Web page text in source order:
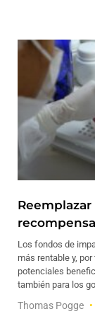
Los fondos de
más rentable y,
potenciales
también para los
Thomas Pogge